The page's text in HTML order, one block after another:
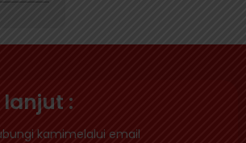
:
kamimelalui email